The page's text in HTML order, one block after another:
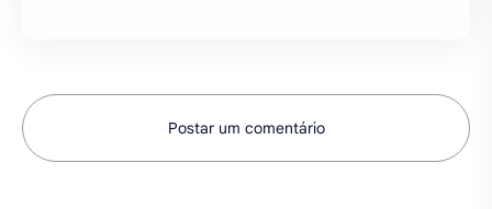
Postar um comentário